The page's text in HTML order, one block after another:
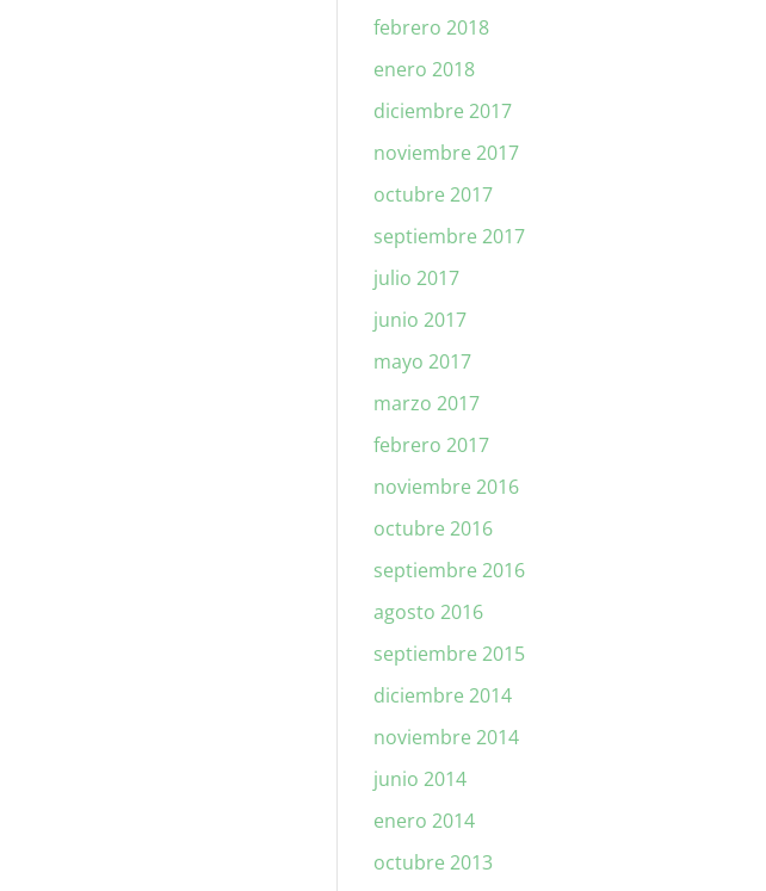
febrero 2018
enero 2018
diciembre 2017
noviembre 2017
octubre 2017
septiembre 2017
julio 2017
junio 2017
mayo 2017
marzo 2017
febrero 2017
noviembre 2016
octubre 2016
septiembre 2016
agosto 2016
septiembre 2015
diciembre 2014
noviembre 2014
junio 2014
enero 2014
octubre 2013